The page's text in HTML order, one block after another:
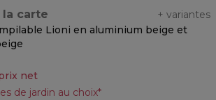
la carte + variantes
Lioni en aluminium beige et
net
de jardin au choix*